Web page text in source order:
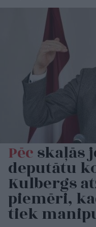
Pēcskaļās
deputātu
Kulbergs
piemēri,
tiek